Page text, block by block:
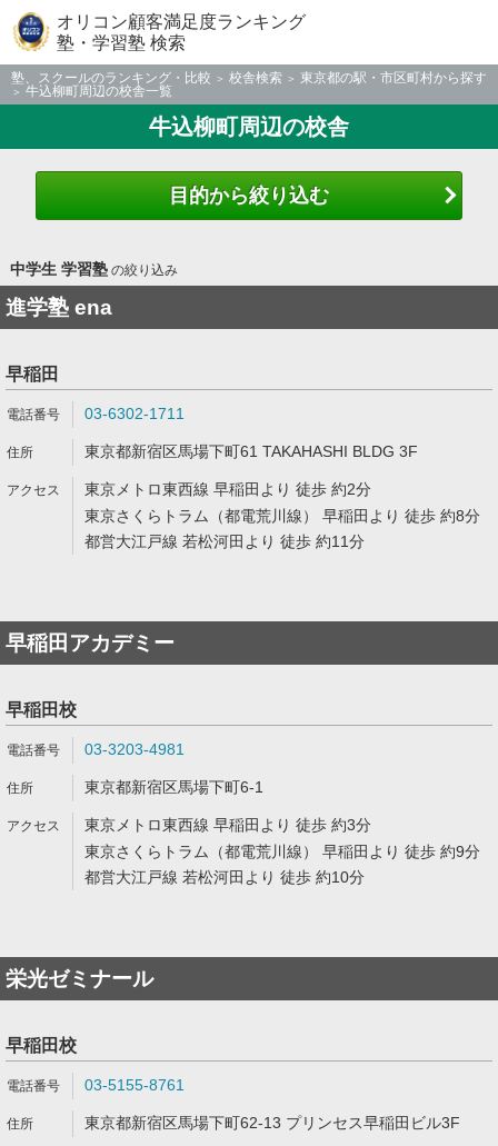
オリコン顧客満足度ランキング
塾・学習塾 検索
塾、スクールのランキング・比較 校舎検索
東京都の駅・市区町村から探す
牛込柳町周辺の校舎一覧
牛込柳町周辺の校舎
目的から絞り込む
中学生 学習塾の絞り込み
進学塾 ena
早稲田
03-6302-1711
東京都新宿区馬場下町61 TAKAHASHI BLDG 3F
東京メトロ東西線 早稲田より 徒歩 約2分
東京さくらトラム（都電荒川線） 早稲田より 徒歩 約8分
都営大江戸線 若松河田より 徒歩 約11分
早稲田アカデミー
早稲田校
03-3203-4981
東京都新宿区馬場下町6-1
東京メトロ東西線 早稲田より 徒歩 約3分
東京さくらトラム（都電荒川線） 早稲田より 徒歩 約9分
都営大江戸線 若松河田より 徒歩 約10分
栄光ゼミナール
早稲田校
03-5155-8761
東京都新宿区馬場下町62-13 プリンセス早稲田ビル3F